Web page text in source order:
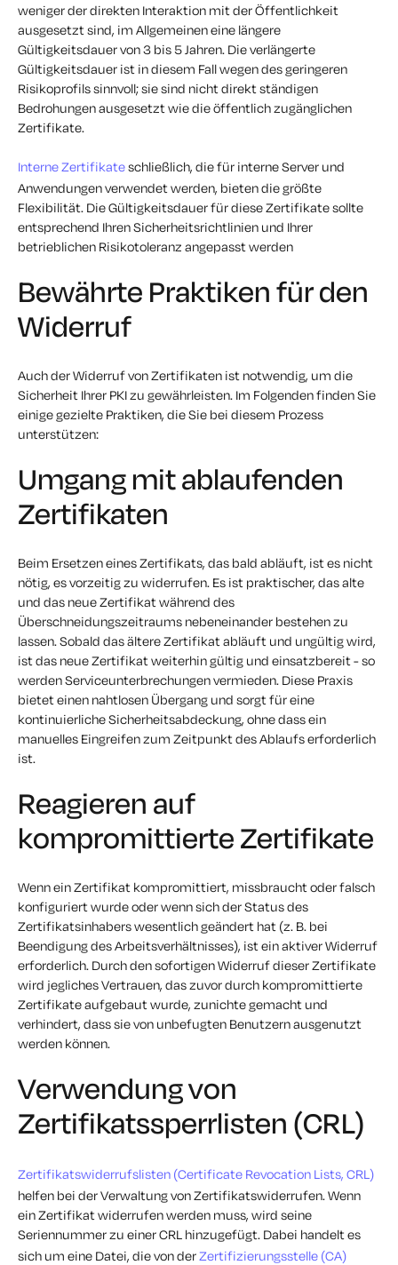
weniger der direkten Interaktion mit der Öffentlichkeit
ausgesetzt sind, im Allgemeinen eine längere
Gültigkeitsdauer von 3 bis 5 Jahren. Die verlängerte
Gültigkeitsdauer ist in diesem Fall wegen des geringeren
Risikoprofils sinnvoll; sie sind nicht direkt ständigen
Bedrohungen ausgesetzt wie die öffentlich zugänglichen
Zertifikate.
Interne Zertifikateschließlich, die für interne Server und
Anwendungen verwendet werden, bieten die größte
Flexibilität. Die Gültigkeitsdauer für diese Zertifikate sollte
entsprechend Ihren Sicherheitsrichtlinien und Ihrer
betrieblichen Risikotoleranz angepasst werden
Bewährte Praktiken für den
Widerruf
Auch der Widerruf von Zertifikaten ist notwendig, um die
Sicherheit Ihrer PKI zu gewährleisten. Im Folgenden finden Sie
einige gezielte Praktiken, die Sie bei diesem Prozess
unterstützen:
Umgang mit ablaufenden
Zertifikaten
Beim Ersetzen eines Zertifikats, das bald abläuft, ist es nicht
nötig, es vorzeitig zu widerrufen. Es ist praktischer, das alte
und das neue Zertifikat während des
Überschneidungszeitraums nebeneinander bestehen zu
lassen. Sobald das ältere Zertifikat abläuft und ungültig wird,
ist das neue Zertifikat weiterhin gültig und einsatzbereit - so
werden Serviceunterbrechungen vermieden. Diese Praxis
bietet einen nahtlosen Übergang und sorgt für eine
kontinuierliche Sicherheitsabdeckung, ohne dass ein
manuelles Eingreifen zum Zeitpunkt des Ablaufs erforderlich
ist.
Reagieren auf
kompromittierte Zertifikate
Wenn ein Zertifikat kompromittiert, missbraucht oder falsch
konfiguriert wurde oder wenn sich der Status des
Zertifikatsinhabers wesentlich geändert hat (z. B. bei
Beendigung des Arbeitsverhältnisses), ist ein aktiver Widerruf
erforderlich. Durch den sofortigen Widerruf dieser Zertifikate
wird jegliches Vertrauen, das zuvor durch kompromittierte
Zertifikate aufgebaut wurde, zunichte gemacht und
verhindert, dass sie von unbefugten Benutzern ausgenutzt
werden können.
Verwendung von
Zertifikatssperrlisten (CRL)
Zertifikatswiderrufslisten (Certificate Revocation Lists, CRL)
helfen bei der Verwaltung von Zertifikatswiderrufen. Wenn
ein Zertifikat widerrufen werden muss, wird seine
Seriennummer zu einer CRL hinzugefügt. Dabei handelt es
sich um eine Datei, die von derZertifizierungsstelle (CA)